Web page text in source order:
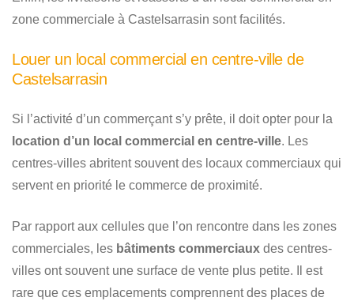
zone commerciale à Castelsarrasin sont facilités.
Louer un local commercial en centre-ville de
Castelsarrasin
Si l’activité d’un commerçant s’y prête, il doit opter pour la
location d’un local commercial en centre-ville. Les
centres-villes abritent souvent des locaux commerciaux qui
servent en priorité le commerce de proximité.
Par rapport aux cellules que l’on rencontre dans les zones
commerciales, les bâtiments commerciaux des centres-
villes ont souvent une surface de vente plus petite. Il est
rare que ces emplacements comprennent des places de